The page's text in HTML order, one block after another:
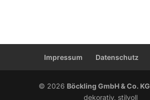
Impressum Datenschutz
© 2026 Böckling GmbH & Co. KG
dekorativ, stilvoll